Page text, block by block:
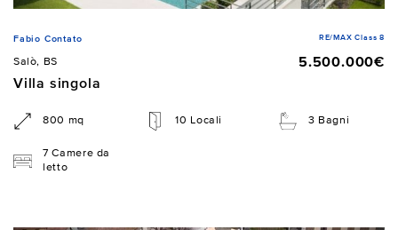
Fabio Contato RE/MAX Class 8
Salò, BS
5.500.000€
Villa singola
800 mq 10 Locali 3 Bagni
7 Camere da
letto